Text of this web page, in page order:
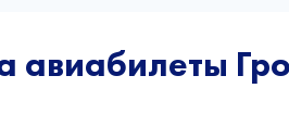
авиабилеты